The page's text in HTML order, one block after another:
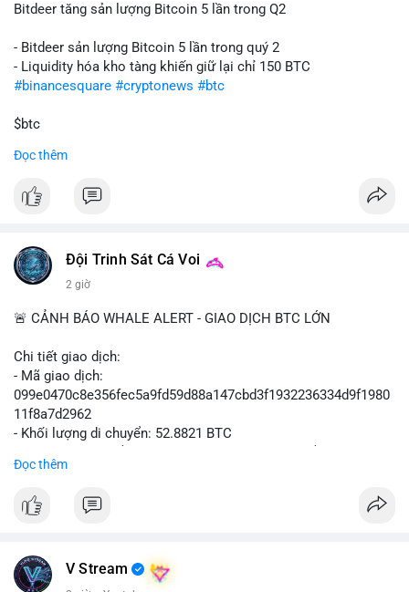
Bitdeer tăng sản lượng Bitcoin 5 lần trong Q2
- Bitdeer sản lượng Bitcoin 5 lần trong quý 2
- Liquidity hóa kho tàng khiến giữ lại chỉ 150 BTC
#binancesquare #cryptonews #btc
$btc
#vlikevn
📰 Nguồn: Cointelegraph
Đọc thêm
Đội Trinh Sát Cá Voi
2 giờ
🚨 CẢNH BÁO WHALE ALERT - GIAO DỊCH BTC LỚN
Chi tiết giao dịch:
- Mã giao dịch:
099e0470c8e356fec5a9fd59d88a147cbd3f1932236334d9f1980
11f8a7d2962
- Khối lượng di chuyển: 52.8821 BTC
USD)
chuyển trong một giao dịch duy nhất, cho thấy chủ sở hữu là tổ
chức hoặc cá nhân sở hữu tài sản lớn. Hành vi này diễn ra
Đọc thêm
V Stream